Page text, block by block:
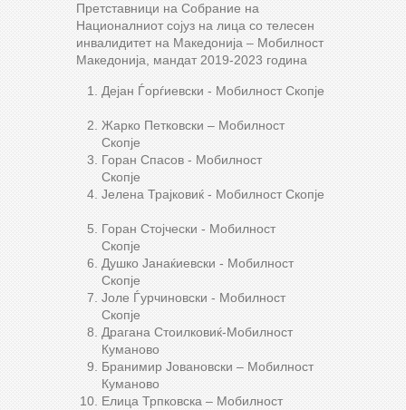
Претставници на Собрание на
Националниот сојуз на лица со телесен
инвалидитет на Македонија – Мобилност
Македонија, мандат 2019-2023 година
Дејан Ѓорѓиевски - Мобилност Скопје
Жарко Петковски – Мобилност
Скопје
Горан Спасов - Мобилност
Скопје
Јелена Трајковиќ - Мобилност Скопје
Горан Стојчески - Мобилност
Скопје
Душко Јанаќиевски - Мобилност
Скопје
Јоле Ѓурчиновски - Мобилност
Скопје
Драгана Стоилковиќ-Мобилност
Куманово
Бранимир Јовановски – Мобилност
Куманово
Елица Трпковска – Мобилност